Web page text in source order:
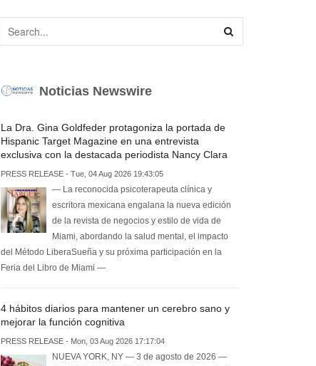
Noticias Newswire
La Dra. Gina Goldfeder protagoniza la portada de
Hispanic Target Magazine en una entrevista
exclusiva con la destacada periodista Nancy Clara
PRESS RELEASE - Tue, 04 Aug 2026 19:43:05
— La reconocida psicoterapeuta clínica y
escritora mexicana engalana la nueva edición
de la revista de negocios y estilo de vida de
Miami, abordando la salud mental, el impacto
del Método LiberaSueña y su próxima participación en la
Feria del Libro de Miami —
4 hábitos diarios para mantener un cerebro sano y
mejorar la función cognitiva
PRESS RELEASE - Mon, 03 Aug 2026 17:17:04
NUEVA YORK, NY — 3 de agosto de 2026 —